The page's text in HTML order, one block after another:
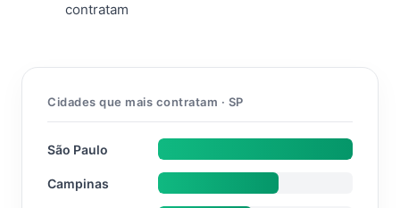
contratam
Cidades que mais contratam · SP
São Paulo
Campinas